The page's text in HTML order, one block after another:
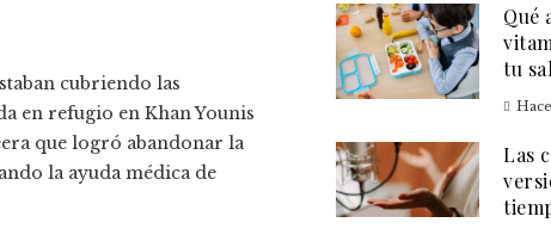
cubriendo las
en refugio en Khan Younis
que logró abandonar la
la ayuda médica de
Qué
tu
Las